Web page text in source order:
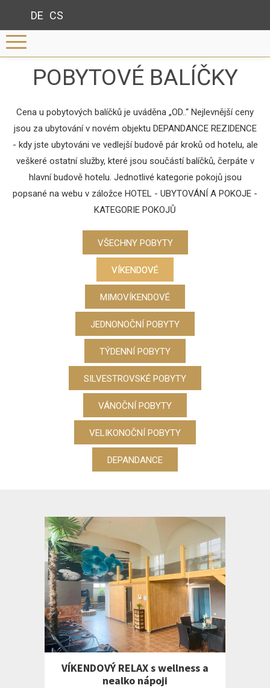
CS
DE
POBYTOVÉ BALÍČKY
Cena u pobytových balíčků je uváděna „OD..“ Nejlevnější ceny
jsou za ubytování v novém objektu DEPANDANCE REZIDENCE
- kdy jste ubytováni ve vedlejší budově pár kroků od hotelu, ale
veškeré ostatní služby, které jsou součástí balíčků, čerpáte v
hlavní budově hotelu. Jednotlivé kategorie pokojů jsou
popsané na webu v záložce HOTEL - UBYTOVÁNÍ A POKOJE -
KATEGORIE POKOJŮ
VŠECHNY POBYTY
VÍKENDOVÉ
MIMOVÍKENDOVÉ
JEDNONOČNÍ POBYTY
TÝDENNÍ POBYTY
SILVESTROVSKÉ POBYTY
VÁNOČNÍ POBYTY
VELIKONOČNÍ POBYTY
DEPANDANCE
VÍKENDOVÝ RELAX s wellness a
nealko nápoji